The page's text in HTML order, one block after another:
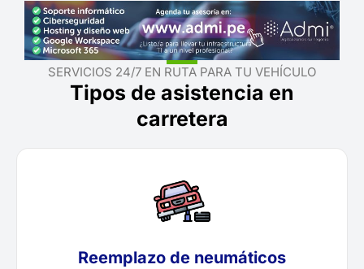
SERVICIOS 24/7 EN RUTA PARA TU VEHÍCULO
Tipos de asistencia en
carretera
Reemplazo de neumáticos